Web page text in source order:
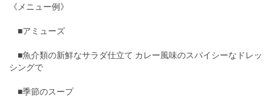
《メニュー例》
■アミューズ
■魚介類の新鮮なサラダ仕立て カレー風味のスパイシーなドレッ
シングで
■季節のスープ